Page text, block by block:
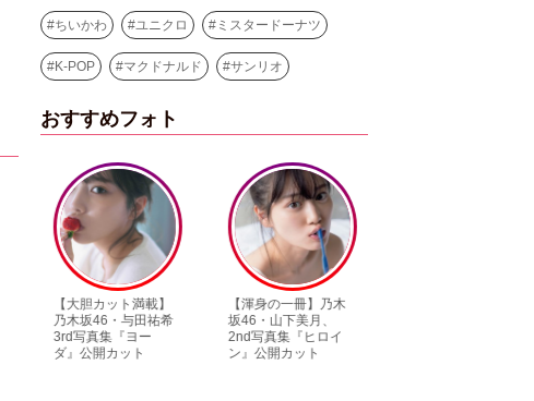
#ちいかわ #ユニクロ # ミスタードーナツ
#K-POP #マクドナルド #サンリオ
おすすめフォト
【渾身の一冊】乃木
坂46・山下美月、
2nd写真集『ヒロイ
ン』公開カット
【超貴重】デビュー
前の初々しい姿が見
られる「ILLIT」のセ
ルカ独占公開